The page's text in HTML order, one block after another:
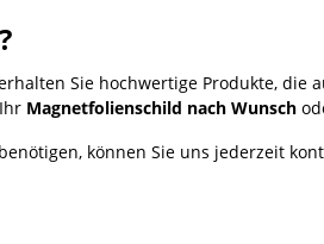
Sie hochwertige Produkte,
Magnetfolienschild nach Wunsch
können Sie uns jederzeit